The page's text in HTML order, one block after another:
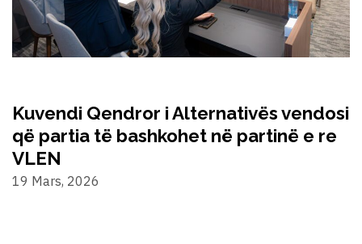
Kuvendi Qendror i Alternativës vendosi
që partia të bashkohet në partinë e re
VLEN
19 Mars, 2026